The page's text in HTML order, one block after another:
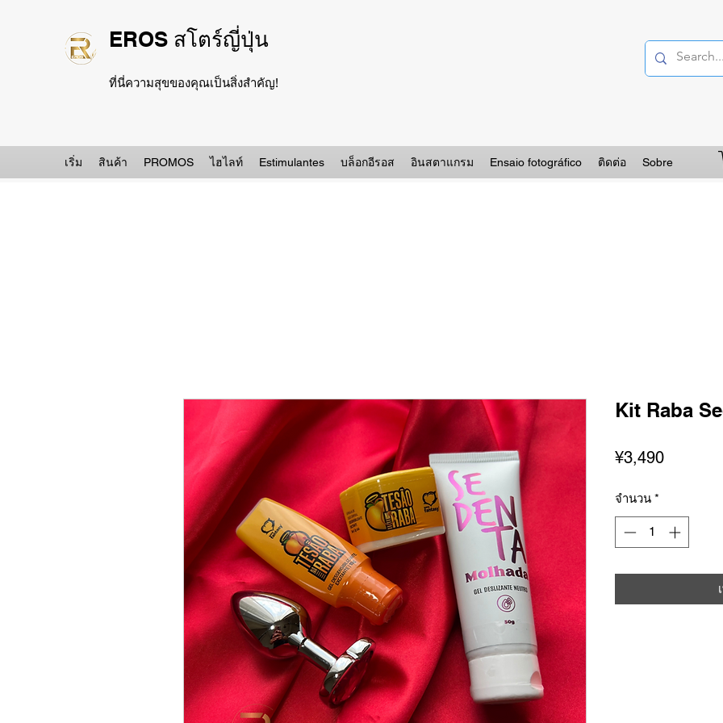
EROS สโตร์ญี่ปุ่น
ที่นี่ความสุขของคุณเป็นสิ่งสำคัญ!
เริ่ม สินค้า PROMOS ไฮไลท์ Estimulantes บล็อกอีรอส อินสตาแกรม Ensaio fotográfico ติดต่อ Sobre
Kit Raba
¥3,490ราคา
จำนวน *